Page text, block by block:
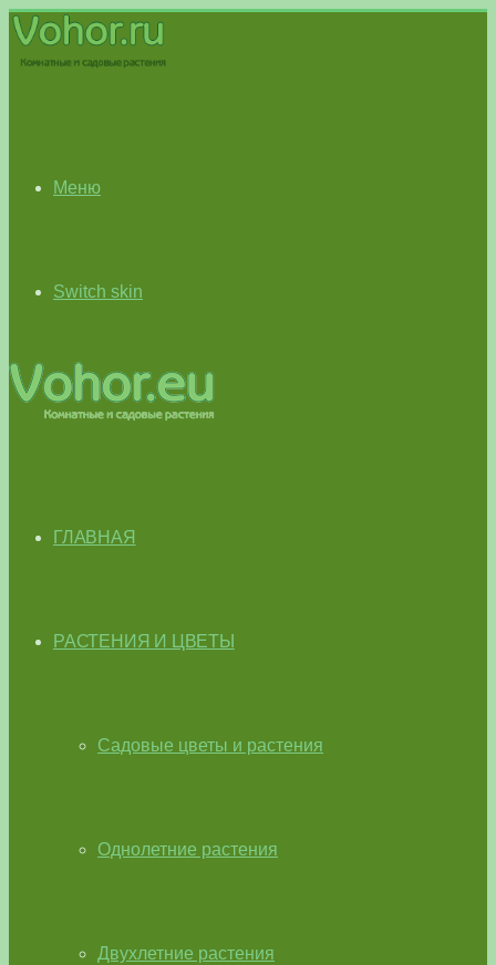
Меню
Switch skin
ГЛАВНАЯ
РАСТЕНИЯ И ЦВЕТЫ
Садовые цветы и растения
Однолетние растения
Двухлетние растения